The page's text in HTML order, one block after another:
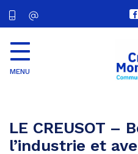
MENU
LE CREUSOT –
l’industrie et